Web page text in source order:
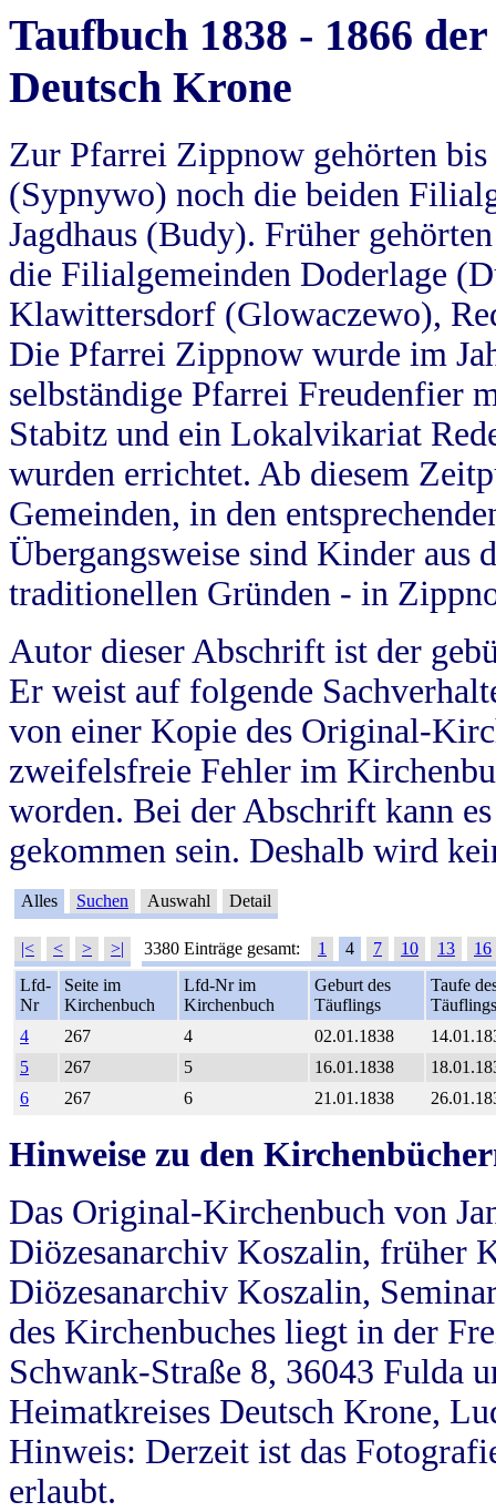
Taufbuch 1838 - 1866
Deutsch Krone
Zur Pfarrei Zippnow gehörten
(Sypnywo) noch die beiden
Jagdhaus (Budy). Früher
die Filialgemeinden Doderlage
Klawittersdorf (Glowaczewo),
Die Pfarrei Zippnow wurde im
selbständige Pfarrei Freudenfier
Stabitz und ein Lokalvikariat
wurden errichtet. Ab diesem
Gemeinden, in den
Übergangsweise sind Kinder aus
traditionellen Gründen - in
Autor dieser Abschrift ist der
Er weist auf folgende
von einer Kopie des Original-
zweifelsfreie Fehler im
worden. Bei der Abschrift kann
gekommen sein. Deshalb wird
Alles Suchen Auswahl Detail
|< < > >| 3380 Einträge gesamt: 1 4 7 10 13
16
Lfd-
Nr
Seite im
Kirchenbuch
Lfd-Nr im
Kirchenbuch
Geburt des
Täuflings
Taufe
Täuflings
4
267 4 02.01.1838
5
267 5 16.01.1838
6
267 6 21.01.1838
Hinweise zu den
Das Original-Kirchenbuch von
Diözesanarchiv Koszalin, früher
Diözesanarchiv Koszalin,
des Kirchenbuches liegt in der
Schwank-Straße 8, 36043 Fulda
Heimatkreises Deutsch Krone,
Hinweis: Derzeit ist das
erlaubt.